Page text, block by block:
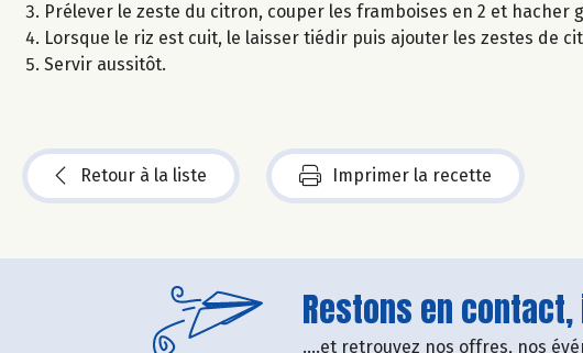
Prélever le zeste du citron, couper les framboises en 2 et hacher
Lorsque le riz est cuit, le laisser tiédir puis ajouter les zestes de
Servir aussitôt.
Retour à la liste Imprimer la recette
Restons en
....et retrouvez nos offres, nos